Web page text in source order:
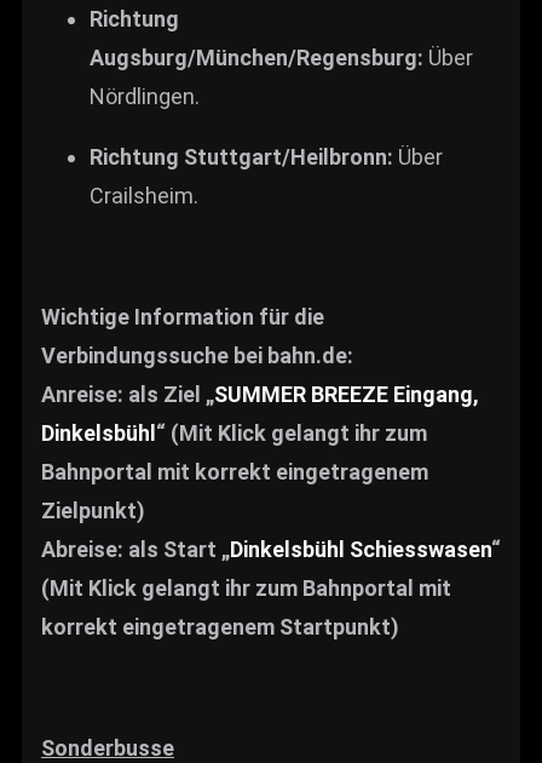
Richtung
Augsburg/München/Regensburg: Über
Nördlingen.
Richtung Stuttgart/Heilbronn: Über
Crailsheim.
Wichtige Information für die
Verbindungssuche bei bahn.de:
Anreise: als Ziel „SUMMER BREEZE Eingang,
Dinkelsbühl “ (Mit Klick gelangt ihr zum
Bahnportal mit korrekt eingetragenem
Zielpunkt)
Abreise: als Start „Dinkelsbühl Schiesswasen“
(Mit Klick gelangt ihr zum Bahnportal mit
korrekt eingetragenem Startpunkt)
Sonderbusse